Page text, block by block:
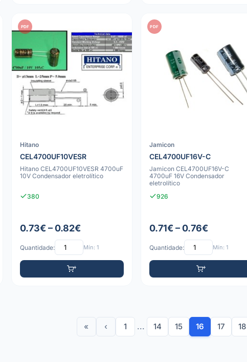
PDF
Hitano
CEL4700UF10VESR
Hitano CEL4700UF10VESR 4700uF
10V Condensador eletrolítico
380
0.73€ – 0.82€
Quantidade: Mín: 1
PDF
Jamicon
CEL4700UF16V-C
Jamicon CEL4700UF16V-C
4700uF 16V Condensador
eletrolítico
926
0.71€ – 0.76€
Quantidade: Mín: 1
« ‹ 1 ... 14 15 16 17 18